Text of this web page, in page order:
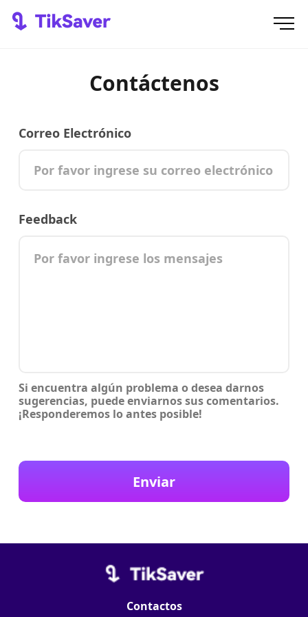
Contáctenos
Correo Electrónico
Feedback
Si encuentra algún problema o desea darnos
sugerencias, puede enviarnos sus comentarios.
¡Responderemos lo antes posible!
Enviar
Contactos